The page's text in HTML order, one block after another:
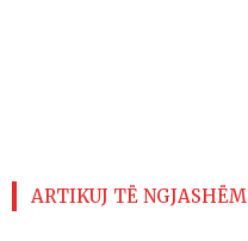
ARTIKUJ TË NGJASHËM